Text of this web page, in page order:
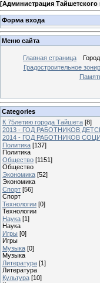
[Администрация Тайшетского
Форма входа
Меню сайта
Главная страница
Градостроительное
Categories
К 75летию города Тайшета [8]
2013 - ГОД РАБОТНИКОВ
2014 - ГОД РАБОТНИКОВ
Политика [137]
Политика
Общество [1151]
Общество
Экономика [52]
Экономика
Спорт [56]
Спорт
Технологии [0]
Технологии
Наука [1]
Наука
Игры [0]
Игры
Музыка [0]
Музыка
Литература [1]
Литература
Культура [10]